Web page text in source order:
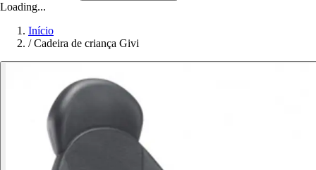
Loading...
Início
/ Cadeira de criança Givi